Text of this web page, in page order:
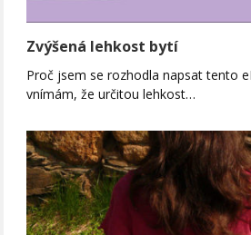
Zvýšená lehkost bytí
Proč jsem se rozhodla napsat tento
vnímám, že určitou lehkost…